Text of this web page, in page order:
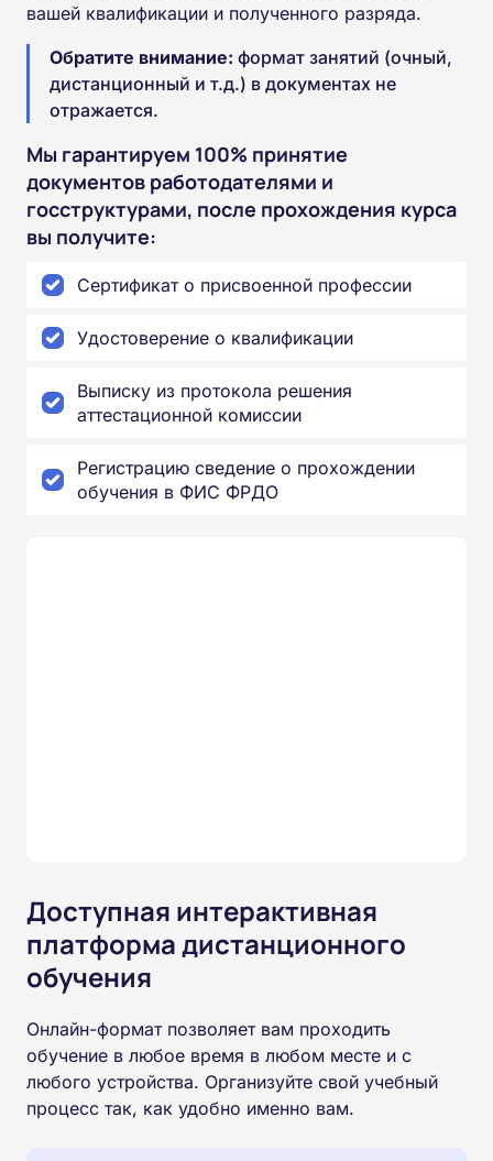
вашей квалификации и полученного разряда.
Обратите внимание: формат занятий (очный,
дистанционный и т.д.) в документах не
отражается.
Мы гарантируем 100% принятие
документов работодателями и
госструктурами, после прохождения курса
вы получите:
Сертификат о присвоенной профессии
Удостоверение о квалификации
Выписку из протокола решения
аттестационной комиссии
Регистрацию сведение о прохождении
обучения в ФИС ФРДО
Доступная интерактивная
платформа дистанционного
обучения
Онлайн-формат позволяет вам проходить
обучение в любое время в любом месте и с
любого устройства. Организуйте свой учебный
процесс так, как удобно именно вам.